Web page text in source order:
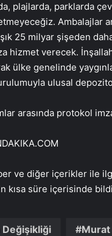
plajlarda, parklarda
Ambalajlar
25 milyar şişeden
hizmet verecek.
ülke genelinde
ulusal
arasında protokol
ve diğer içerikler ile
kısa süre içerisinde
Değişikliği Murat